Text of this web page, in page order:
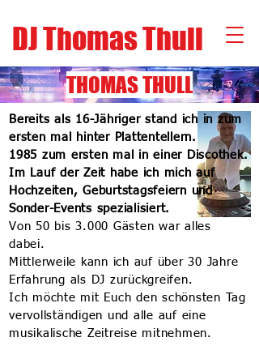
DJ Thomas Thull
THOMAS THULL
Bereits als 16-Jähriger stand ich in zum
ersten mal hinter Plattentellern.
1985 zum ersten mal in einer Discothek.
Im Lauf der Zeit habe ich mich auf
Hochzeiten, Geburtstagsfeiern und
Sonder-Events spezialisiert.
Von 50 bis 3.000 Gästen war alles
dabei.
Mittlerweile kann ich auf über 30 Jahre
Erfahrung als DJ zurückgreifen.
Ich möchte mit Euch den schönsten Tag
vervollständigen und alle auf eine
musikalische Zeitreise mitnehmen.